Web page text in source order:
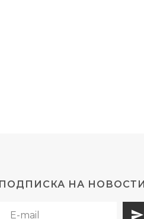
ПОДПИСКА НА НОВОСТИ